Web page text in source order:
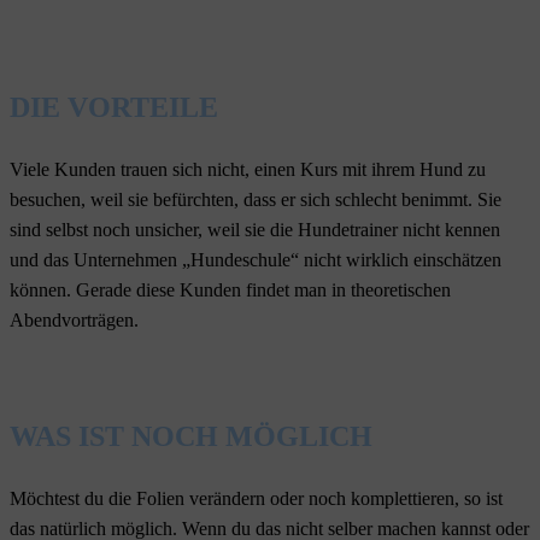
DIE VORTEILE
Viele Kunden trauen sich nicht, einen Kurs mit ihrem Hund zu
besuchen, weil sie befürchten, dass er sich schlecht benimmt. Sie
sind selbst noch unsicher, weil sie die Hundetrainer nicht kennen
und das Unternehmen „Hundeschule“ nicht wirklich einschätzen
können. Gerade diese Kunden findet man in theoretischen
Abendvorträgen.
WAS IST NOCH MÖGLICH
Möchtest du die Folien verändern oder noch komplettieren, so ist
das natürlich möglich. Wenn du das nicht selber machen kannst oder